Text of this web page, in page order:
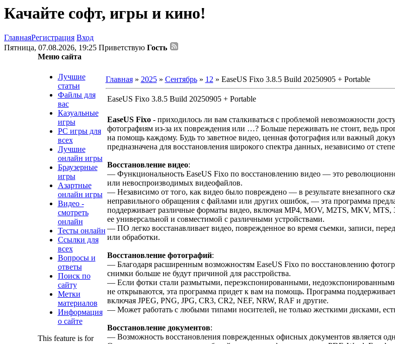
Качайте софт, игры и кино!
ГлавнаяРегистрация Вход
Пятница, 07.08.2026, 19:25 Приветствую Гость
Меню сайта
Лучшие
статьи
Файлы для
вас
Казуальные
игры
PC игры для
всех
Лучшие
онлайн игры
Браузерные
игры
Азартные
онлайн игры
Видео -
смотреть
онлайн
Тесты онлайн
Ссылки для
всех
Вопросы и
ответы
Поиск по
сайту
Метки
материалов
Информация
о сайте
This feature is for
Главная» 2025 » Сентябрь » 12» EaseUS Fixo 3.8.5 Build 20250905 + Portable
EaseUS Fixo 3.8.5 Build 20250905 + Portable
EaseUS Fixo- приходилось ли вам сталкиваться с проблемой невозможности
фотографиям из-за их повреждения или …? Больше переживать не стоит, ведь
на помощь каждому. Будь то заветное видео, ценная фотография или важный
предназначена для восстановления широкого спектра данных, независимо от
Восстановление видео:
— Функциональность EaseUS Fixo по восстановлению видео — это
или невоспроизводимых видеофайлов.
— Независимо от того, как видео было повреждено — в результате внезапного
неправильного обращения с файлами или других ошибок, — эта программа
поддерживает различные форматы видео, включая MP4, MOV, M2TS, MKV, MTS,
ее универсальной и совместимой с различными устройствами.
— ПО легко восстанавливает видео, поврежденное во время съемки, записи,
или обработки.
Восстановление фотографий:
— Благодаря расширенным возможностям EaseUS Fixo по восстановлению
снимки больше не будут причиной для расстройства.
— Если фотки стали размытыми, переэкспонированными,
не открываются, эта программа придет к вам на помощь. Программа
включая JPEG, PNG, JPG, CR3, CR2, NEF, NRW, RAF и другие.
— Может работать с любыми типами носителей, не только жесткими дисками,
Восстановление документов:
— Возможность восстановления поврежденных офисных документов является